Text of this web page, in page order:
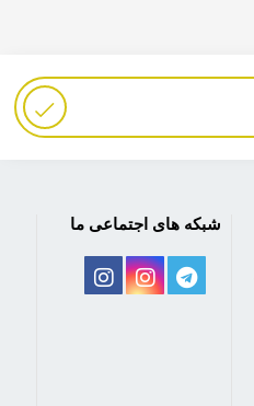
شبکه های اجتماعی ما